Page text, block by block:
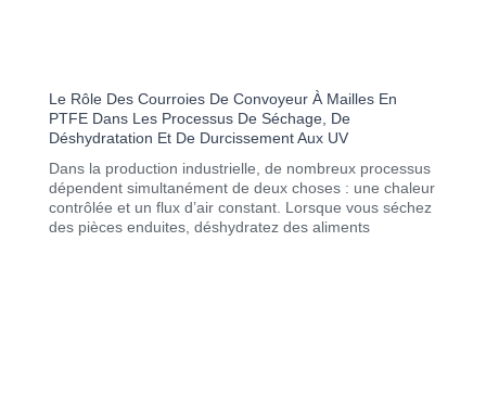
Le Rôle Des Courroies De Convoyeur À Mailles En
PTFE Dans Les Processus De Séchage, De
Déshydratation Et De Durcissement Aux UV
Dans la production industrielle, de nombreux processus
dépendent simultanément de deux choses : une chaleur
contrôlée et un flux d’air constant. Lorsque vous séchez
des pièces enduites, déshydratez des aliments